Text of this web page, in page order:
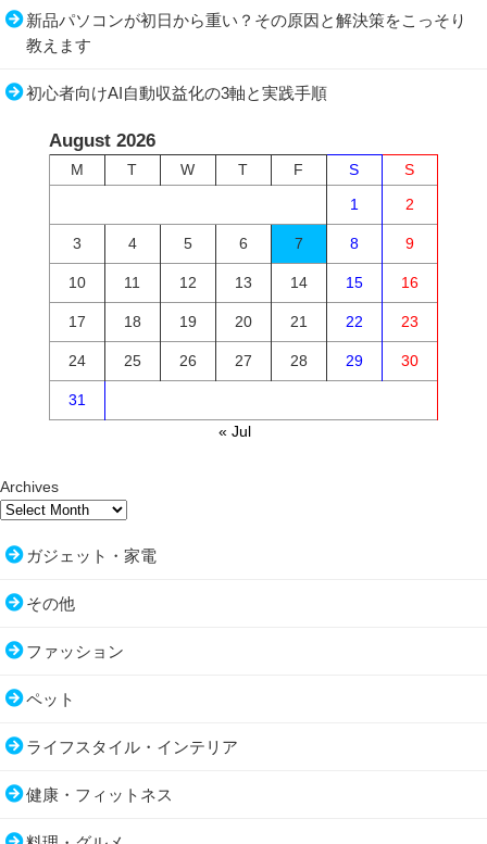
新品パソコンが初日から重い？その原因と解決策をこっそり
教えます
初心者向けAI自動収益化の3軸と実践手順
August 2026
M T W T F S
S
1
2
3 4 5 6 7 8 9
10 11 12 13 14 15 16
17 18 19 20 21 22 23
24 25 26 27 28 29 30
31
« Jul
Archives
ガジェット・家電
その他
ファッション
ペット
ライフスタイル・インテリア
健康・フィットネス